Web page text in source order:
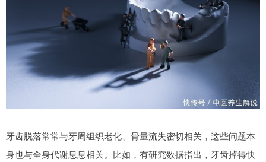
牙齿脱落常常与牙周组织老化、骨量流失密切相关，这些问题本
身也与全身代谢息息相关。比如，有研究数据指出，牙齿掉得快